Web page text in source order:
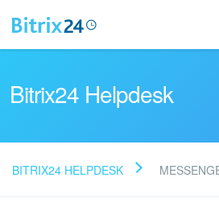
Bitrix24 Helpdesk
BITRIX24 HELPDESK